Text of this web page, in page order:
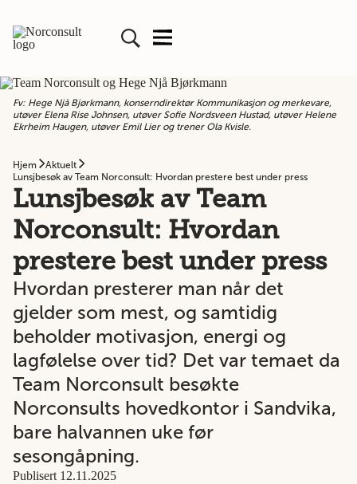
Fv: Hege Njå Bjørkmann, konserndirektør Kommunikasjon og merkevare,
utøver Elena Rise Johnsen, utøver Sofie Nordsveen Hustad, utøver Helene
Ekrheim Haugen, utøver Emil Lier og trener Ola Kvisle.
Hjem
Aktuelt
Lunsjbesøk av Team Norconsult: Hvordan prestere best under press
Lunsjbesøk av Team
Norconsult: Hvordan
prestere best under press
Hvordan presterer man når det
gjelder som mest, og samtidig
beholder motivasjon, energi og
lagfølelse over tid? Det var temaet da
Team Norconsult besøkte
Norconsults hovedkontor i Sandvika,
bare halvannen uke før
sesongåpning.
Publisert 12.11.2025